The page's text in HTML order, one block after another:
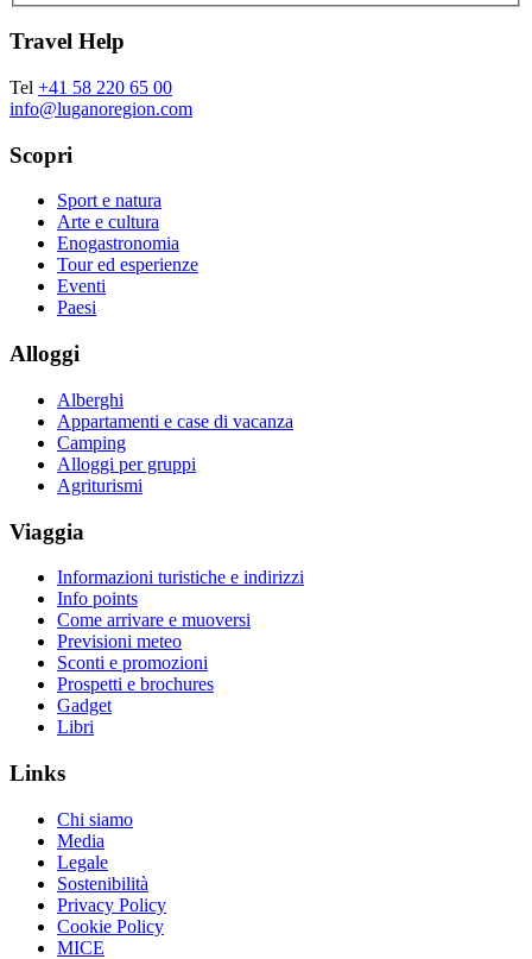
Travel Help
Tel +41 58 220 65 00
info@luganoregion.com
Scopri
Sport e natura
Arte e cultura
Enogastronomia
Tour ed esperienze
Eventi
Paesi
Alloggi
Alberghi
Appartamenti e case di vacanza
Camping
Alloggi per gruppi
Agriturismi
Viaggia
Informazioni turistiche e indirizzi
Info points
Come arrivare e muoversi
Previsioni meteo
Sconti e promozioni
Prospetti e brochures
Gadget
Libri
Links
Chi siamo
Media
Legale
Sostenibilità
Privacy Policy
Cookie Policy
MICE